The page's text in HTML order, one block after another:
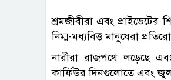
শ্রমজীবীরা এবং প্রাইভেটের
নিম্ম-মধ্যবিত্ত মানুষেরা
নারীরা রাজপথে লড়েছে
কার্ফিউর দিনগুলোতে এবং